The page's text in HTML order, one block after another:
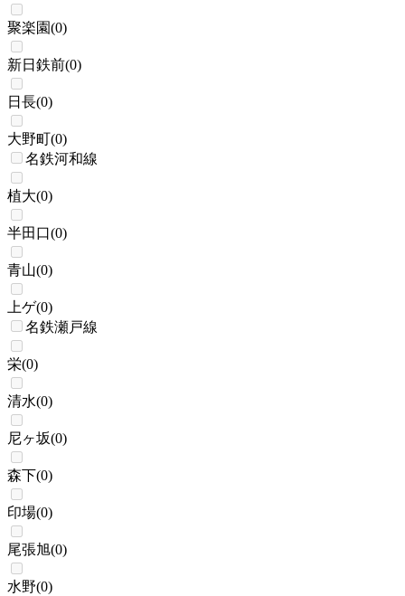
聚楽園(0)
新日鉄前(0)
日長(0)
大野町(0)
名鉄河和線
植大(0)
半田口(0)
青山(0)
上ゲ(0)
名鉄瀬戸線
栄(0)
清水(0)
尼ヶ坂(0)
森下(0)
印場(0)
尾張旭(0)
水野(0)